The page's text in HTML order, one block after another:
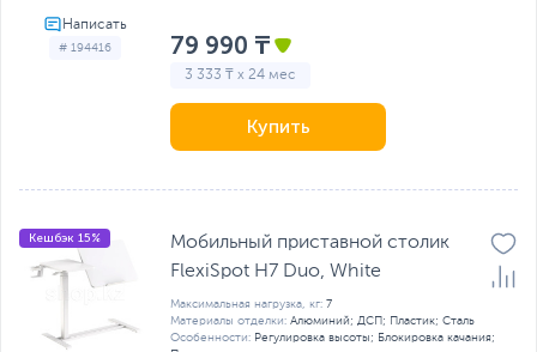
# 194416 79 990 ₸
3 333 ₸ x 24 мес
Купить
Кешбэк 15%
Мобильный приставной столик
FlexiSpot H7 Duo, White
Максимальная нагрузка, кг: 7
Материалы отделки: Алюминий; ДСП; Пластик; Сталь
Особенности: Регулировка высоты; Блокировка качания;